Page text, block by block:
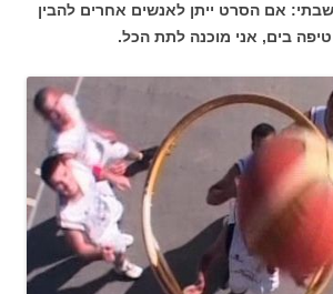
אם הסרט ייתן לאנשים אחרים להבין
בים, אני מוכנה לתת הכל.